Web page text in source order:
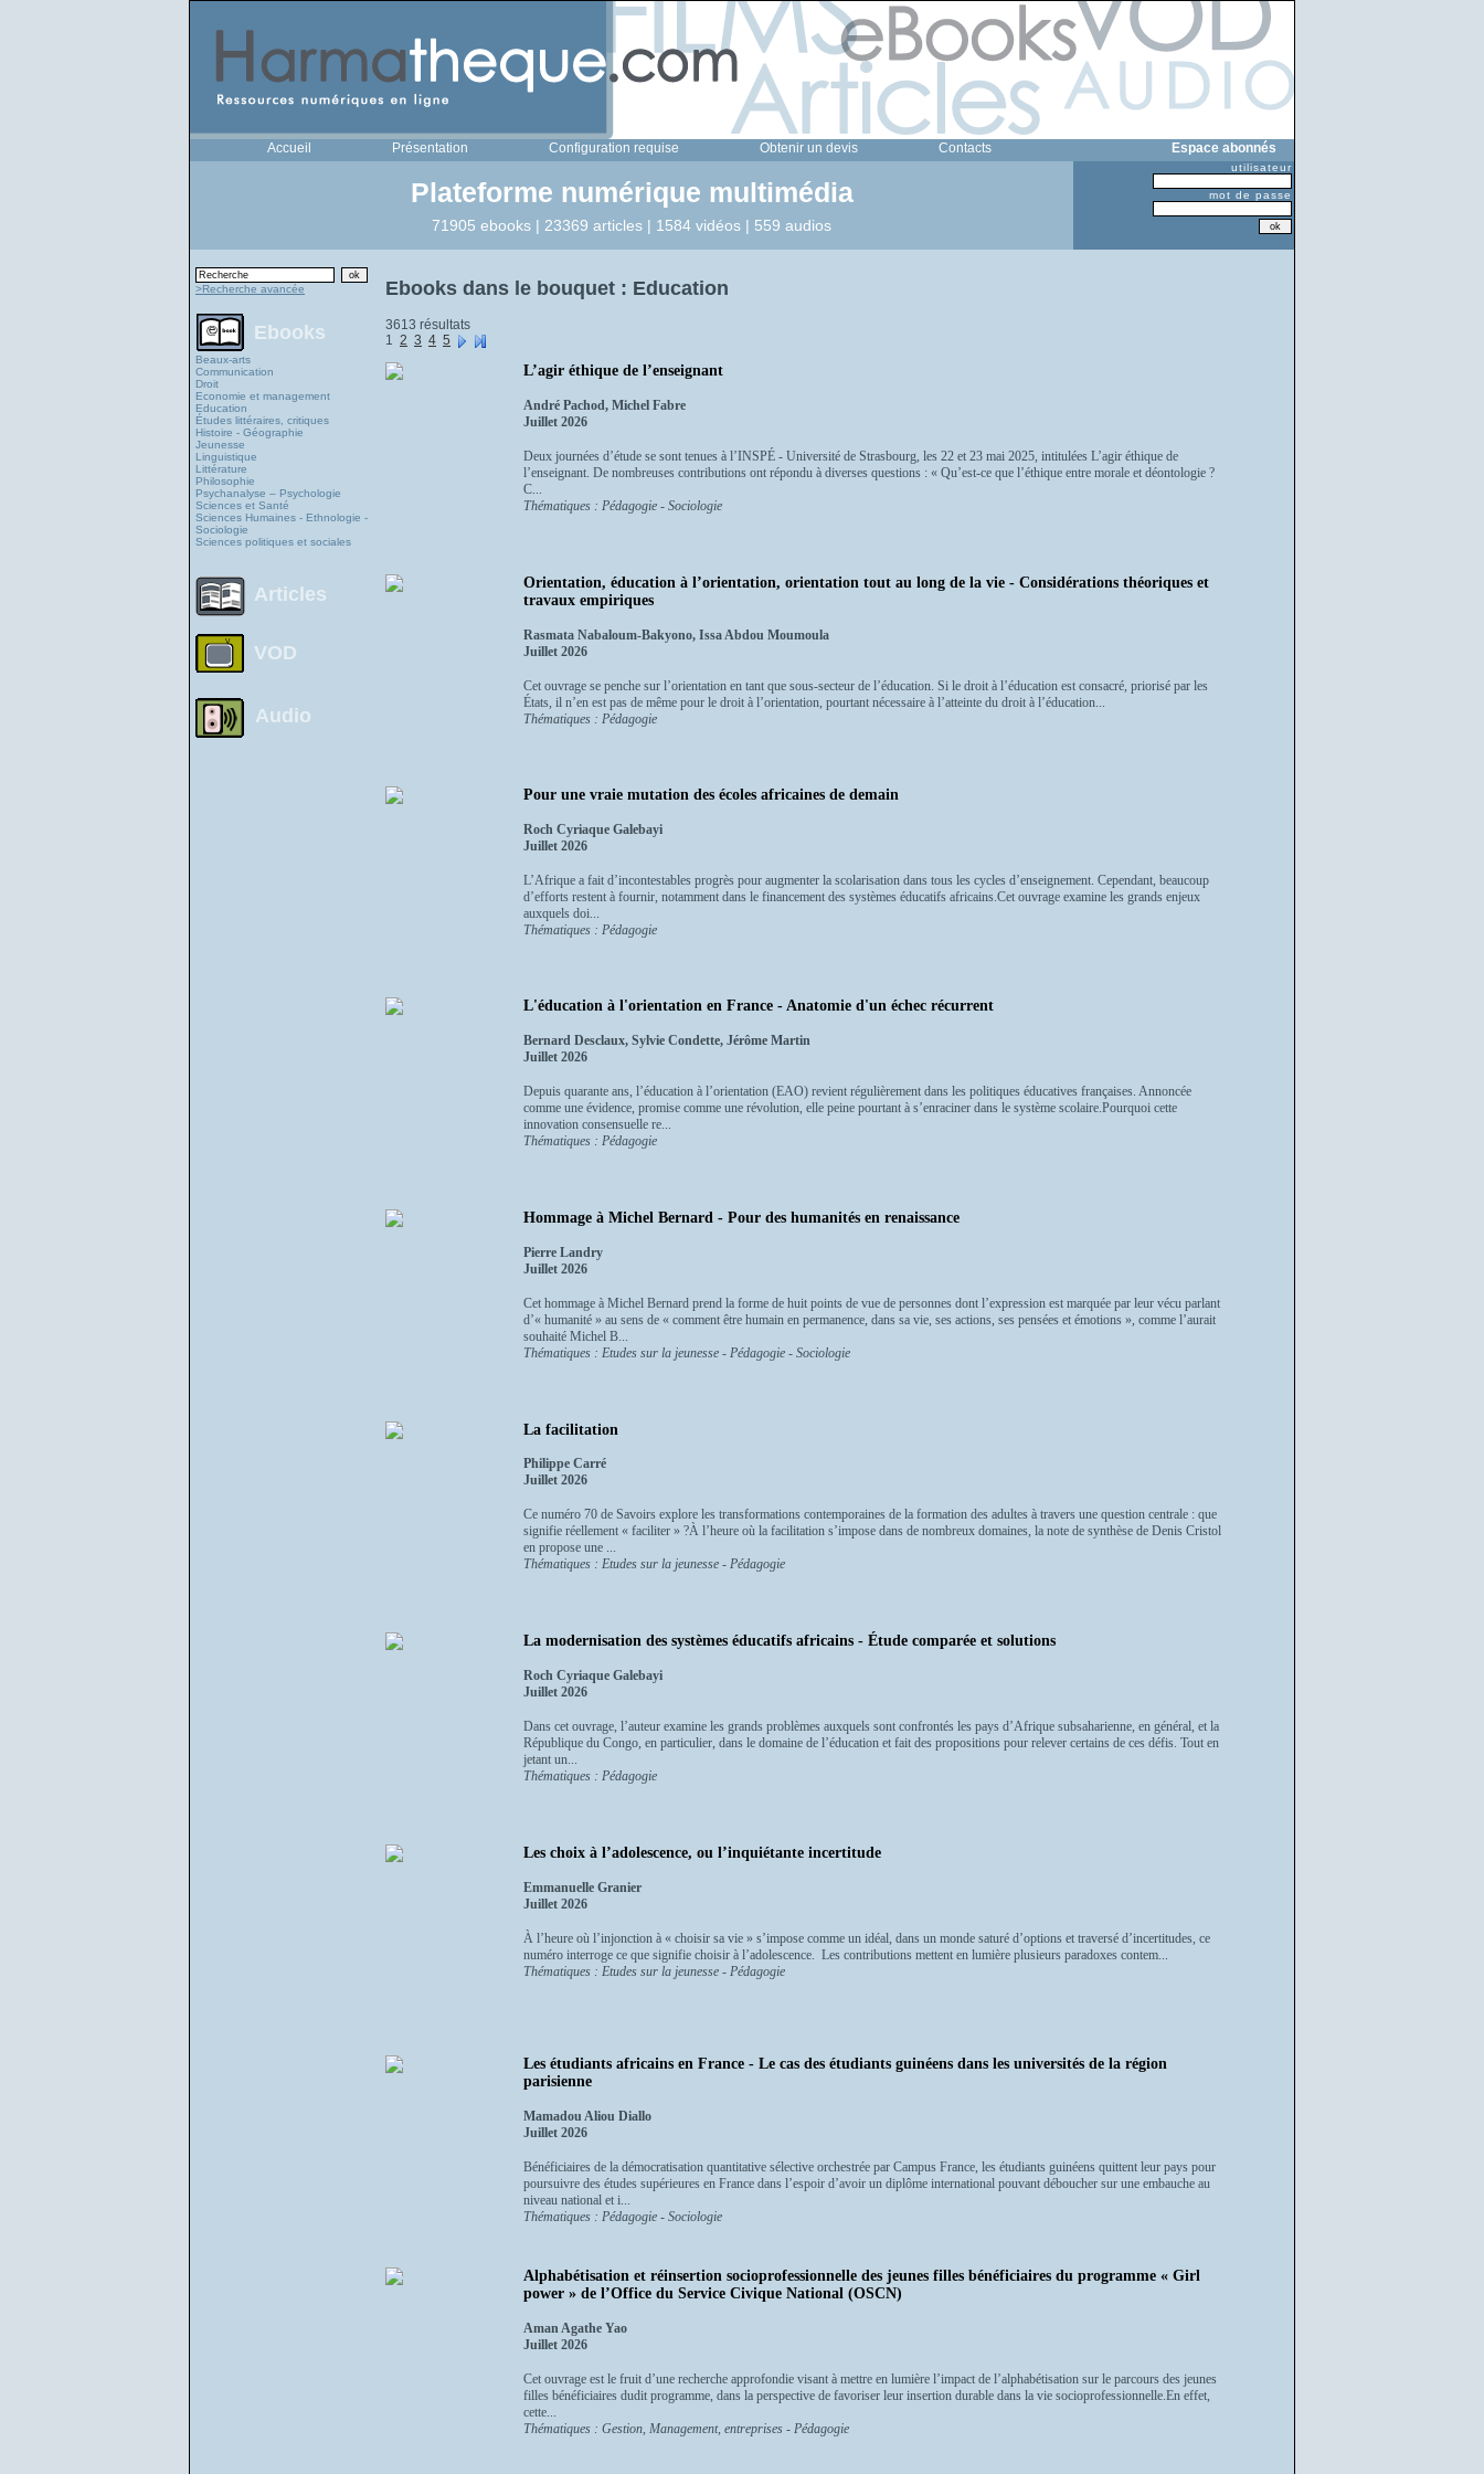
Accueil Présentation Configuration requise Obtenir un devis Contacts Espace abonnés
Plateforme numérique multimédia
71905 ebooks | 23369 articles | 1584 vidéos | 559 audios
utilisateur
mot de passe
>Recherche avancée
Ebooks
Beaux-arts
Communication
Droit
Economie et management
Education
Études littéraires, critiques
Histoire - Géographie
Jeunesse
Linguistique
Littérature
Philosophie
Psychanalyse – Psychologie
Sciences et Santé
Sciences Humaines - Ethnologie -
Sociologie
Sciences politiques et sociales
Articles
VOD
Audio
Ebooks dans le bouquet : Education
3613 résultats
1 2 3 4 5
L’agir éthique de l’enseignant
André Pachod, Michel Fabre
Juillet 2026
Deux journées d’étude se sont tenues à l’INSPÉ - Université de Strasbourg, les 22 et 23 mai 2025, intitulées L’agir éthique de
l’enseignant. De nombreuses contributions ont répondu à diverses questions : « Qu’est-ce que l’éthique entre morale et déontologie ?
C...
Thématiques : Pédagogie - Sociologie
Orientation, éducation à l’orientation, orientation tout au long de la vie - Considérations théoriques et
travaux empiriques
Rasmata Nabaloum-Bakyono, Issa Abdou Moumoula
Juillet 2026
Cet ouvrage se penche sur l’orientation en tant que sous-secteur de l’éducation. Si le droit à l’éducation est consacré, priorisé par les
États, il n’en est pas de même pour le droit à l’orientation, pourtant nécessaire à l’atteinte du droit à l’éducation...
Thématiques : Pédagogie
Pour une vraie mutation des écoles africaines de demain
Roch Cyriaque Galebayi
Juillet 2026
L’Afrique a fait d’incontestables progrès pour augmenter la scolarisation dans tous les cycles d’enseignement. Cependant, beaucoup
d’efforts restent à fournir, notamment dans le financement des systèmes éducatifs africains.Cet ouvrage examine les grands enjeux
auxquels doi...
Thématiques : Pédagogie
L'éducation à l'orientation en France - Anatomie d'un échec récurrent
Bernard Desclaux, Sylvie Condette, Jérôme Martin
Juillet 2026
Depuis quarante ans, l’éducation à l’orientation (EAO) revient régulièrement dans les politiques éducatives françaises. Annoncée
comme une évidence, promise comme une révolution, elle peine pourtant à s’enraciner dans le système scolaire.Pourquoi cette
innovation consensuelle re...
Thématiques : Pédagogie
Hommage à Michel Bernard - Pour des humanités en renaissance
Pierre Landry
Juillet 2026
Cet hommage à Michel Bernard prend la forme de huit points de vue de personnes dont l’expression est marquée par leur vécu parlant
d’« humanité » au sens de « comment être humain en permanence, dans sa vie, ses actions, ses pensées et émotions », comme l’aurait
souhaité Michel B...
Thématiques : Etudes sur la jeunesse - Pédagogie - Sociologie
La facilitation
Philippe Carré
Juillet 2026
Ce numéro 70 de Savoirs explore les transformations contemporaines de la formation des adultes à travers une question centrale : que
signifie réellement « faciliter » ?À l’heure où la facilitation s’impose dans de nombreux domaines, la note de synthèse de Denis Cristol
en propose une ...
Thématiques : Etudes sur la jeunesse - Pédagogie
La modernisation des systèmes éducatifs africains - Étude comparée et solutions
Roch Cyriaque Galebayi
Juillet 2026
Dans cet ouvrage, l’auteur examine les grands problèmes auxquels sont confrontés les pays d’Afrique subsaharienne, en général, et la
République du Congo, en particulier, dans le domaine de l’éducation et fait des propositions pour relever certains de ces défis. Tout en
jetant un...
Thématiques : Pédagogie
Les choix à l’adolescence, ou l’inquiétante incertitude
Emmanuelle Granier
Juillet 2026
À l’heure où l’injonction à « choisir sa vie » s’impose comme un idéal, dans un monde saturé d’options et traversé d’incertitudes, ce
numéro interroge ce que signifie choisir à l’adolescence. Les contributions mettent en lumière plusieurs paradoxes contem...
Thématiques : Etudes sur la jeunesse - Pédagogie
Les étudiants africains en France - Le cas des étudiants guinéens dans les universités de la région
parisienne
Mamadou Aliou Diallo
Juillet 2026
Bénéficiaires de la démocratisation quantitative sélective orchestrée par Campus France, les étudiants guinéens quittent leur pays pour
poursuivre des études supérieures en France dans l’espoir d’avoir un diplôme international pouvant déboucher sur une embauche au
niveau national et i...
Thématiques : Pédagogie - Sociologie
Alphabétisation et réinsertion socioprofessionnelle des jeunes filles bénéficiaires du programme « Girl
power » de l’Office du Service Civique National (OSCN)
Aman Agathe Yao
Juillet 2026
Cet ouvrage est le fruit d’une recherche approfondie visant à mettre en lumière l’impact de l’alphabétisation sur le parcours des jeunes
filles bénéficiaires dudit programme, dans la perspective de favoriser leur insertion durable dans la vie socioprofessionnelle.En effet,
cette...
Thématiques : Gestion, Management, entreprises - Pédagogie